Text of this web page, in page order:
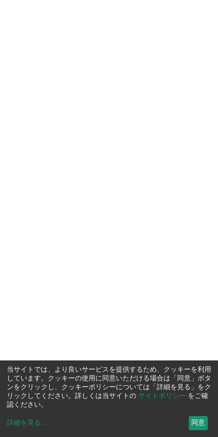
当サイトでは、より良いサービスを提供するため、クッキーを利用
しています。クッキーの使用に同意いただける場合は「同意」ボタ
ンをクリックし、クッキーポリシーについては「詳細を見る」をク
リックしてください。詳しくは当サイトの サイトポリシー をご確
認ください。
詳細を見る ... 同意